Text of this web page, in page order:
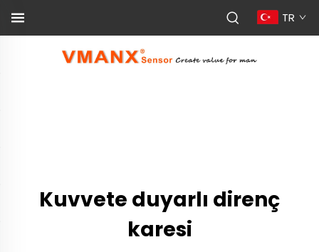
TR
Kuvvete duyarlı direnç
karesi